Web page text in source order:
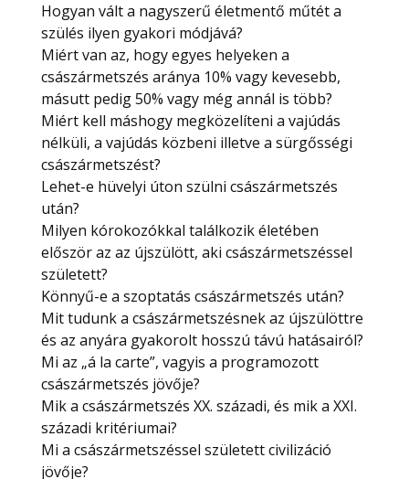
Hogyan vált a nagyszerű életmentő műtét a
szülés ilyen gyakori módjává?
Miért van az, hogy egyes helyeken a
császármetszés aránya 10% vagy kevesebb,
másutt pedig 50% vagy még annál is több?
Miért kell máshogy megközelíteni a vajúdás
nélküli, a vajúdás közbeni illetve a sürgősségi
császármetszést?
Lehet-e hüvelyi úton szülni császármetszés
után?
Milyen kórokozókkal találkozik életében
először az az újszülött, aki császármetszéssel
született?
Könnyű-e a szoptatás császármetszés után?
Mit tudunk a császármetszésnek az újszülöttre
és az anyára gyakorolt hosszú távú hatásairól?
Mi az „á la carte”, vagyis a programozott
császármetszés jövője?
Mik a császármetszés XX. századi, és mik a XXI.
századi kritériumai?
Mi a császármetszéssel született civilizáció
jövője?